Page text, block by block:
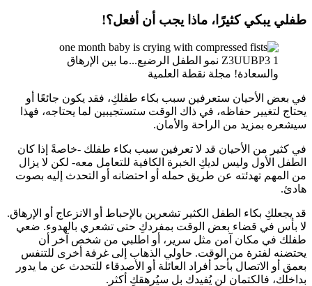
يبكي كثيرًا، ماذا يجب أن أفعل؟!
بعض الأحيان ستعرفين سبب بكاء طفلكِ، فقد يكون جائعًا أو
لتغيير حفاظه، في ذاك الوقت ستستجيبين لما يحتاجه، فهذا
بمزيد من الراحة والأمان.
كثير من الأحيان قد لا تعرفين سبب بكاء طفلك -خاصةً إذا كان
الأول وليس لديكِ الخبرة الكافية للتعامل معه- لكن لا يزال
المهم تهدئته عن طريق حمله أو احتضانه أو التحدث إليه بصوت
يجعلكِ بكاء الطفل الكثير تشعرين بالإحباط أو الانزعاج أو الإرهاق.
بأس في قضاء بعض الوقت بمفردكِ حتى تشعري بالهدوء. ضعي
في مكان آمن مثل سرير، أو اطلبي من شخص آخر أن
لفترة من الوقت. حاولي الذهاب إلى غرفة أخرى للتنفس
أو الاتصال بأحد أفراد العائلة أو الأصدقاء للتحدث عن ما يدور
فالكتمان لن يُفيدك بل سيُرهقكِ أكثر.